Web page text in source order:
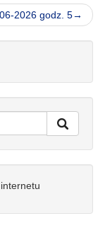
2026 godz. 5→